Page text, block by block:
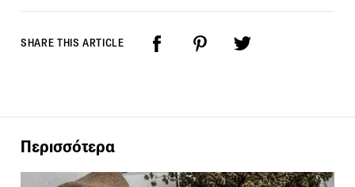
SHARE THIS ARTICLE
Περισσότερα